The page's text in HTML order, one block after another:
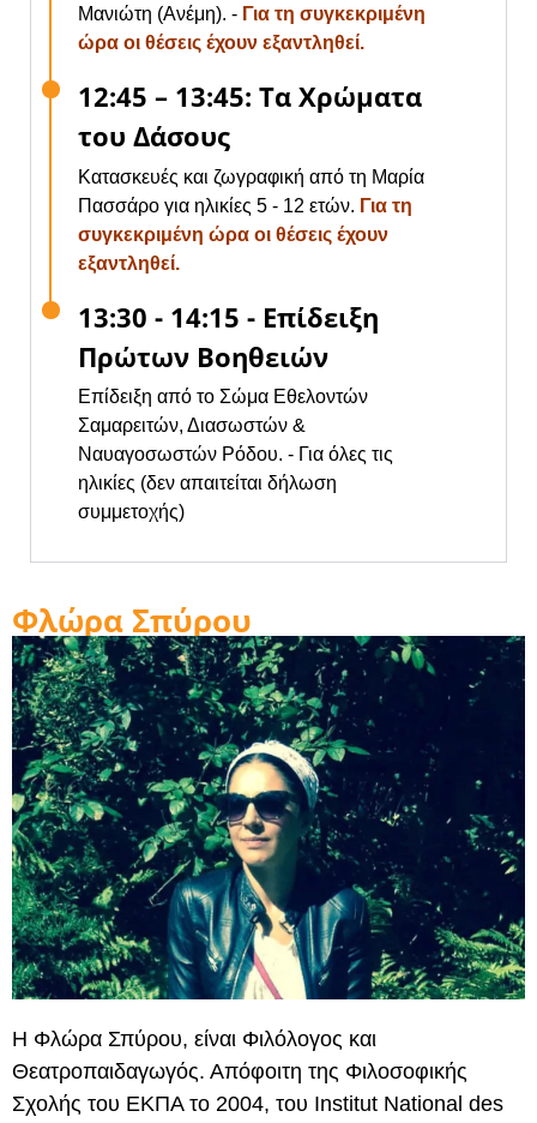
Μανιώτη (Ανέμη). - Για τη συγκεκριμένη
ώρα οι θέσεις έχουν εξαντληθεί.
12:45 – 13:45: Τα Χρώματα
του Δάσους
Κατασκευές και ζωγραφική από τη Μαρία
Πασσάρο για ηλικίες 5 - 12 ετών. Για τη
συγκεκριμένη ώρα οι θέσεις έχουν
εξαντληθεί.
13:30 - 14:15 - Επίδειξη
Πρώτων Βοηθειών
Επίδειξη από το Σώμα Εθελοντών
Σαμαρειτών, Διασωστών &
Ναυαγοσωστών Ρόδου. - Για όλες τις
ηλικίες (δεν απαιτείται δήλωση
συμμετοχής)
Φλώρα Σπύρου
Η Φλώρα Σπύρου, είναι Φιλόλογος και
Θεατροπαιδαγωγός. Απόφοιτη της Φιλοσοφικής
Σχολής του ΕΚΠΑ το 2004, του Institut National des